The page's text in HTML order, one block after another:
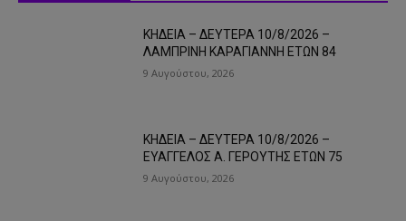
ΚΗΔΕΙΑ – ΔΕΥΤΕΡΑ 10/8/2026 –
ΛΑΜΠΡΙΝΗ ΚΑΡΑΓΙΑΝΝΗ ΕΤΩΝ 84
9 Αυγούστου, 2026
ΚΗΔΕΙΑ – ΔΕΥΤΕΡΑ 10/8/2026 –
ΕΥΑΓΓΕΛΟΣ Α. ΓΕΡΟΥΤΗΣ ΕΤΩΝ 75
9 Αυγούστου, 2026